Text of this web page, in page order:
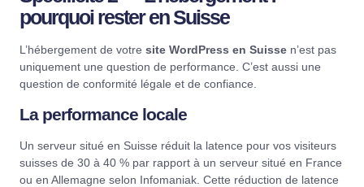
pourquoi rester en Suisse
L’hébergement de votre site WordPress en Suisse n’est pas
uniquement une question de performance. C’est aussi une
question de conformité légale et de confiance.
La performance locale
Un serveur situé en Suisse réduit la latence pour vos visiteurs
suisses de 30 à 40 % par rapport à un serveur situé en France
ou en Allemagne selon Infomaniak . Cette réduction de latence